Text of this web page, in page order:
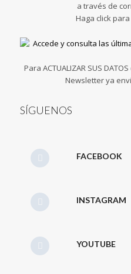
a través de
Haga click para
Para ACTUALIZAR SUS
Newsletter ya
SÍGUENOS
FACEBOOK
INSTAGRAM
YOUTUBE